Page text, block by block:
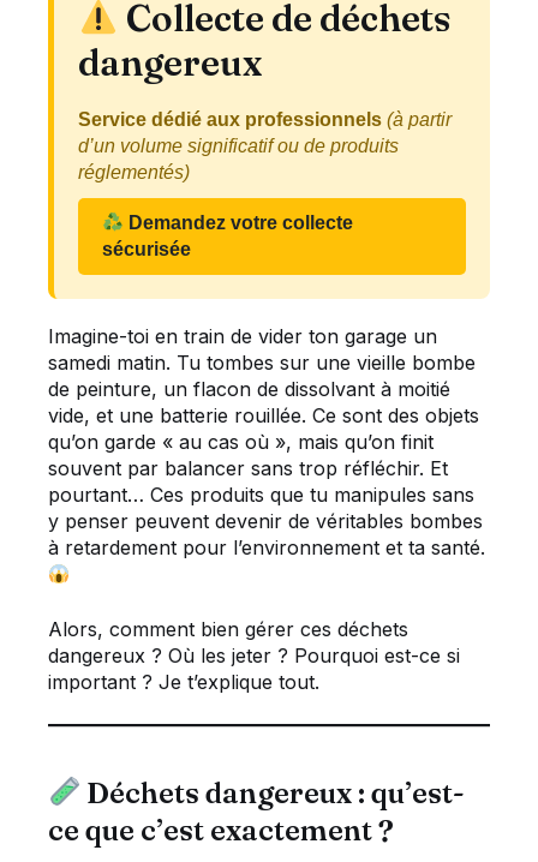
Collecte de déchets
dangereux
Service dédié aux professionnels (à partir
d’un volume significatif ou de produits
réglementés)
Demandez votre collecte
sécurisée
Imagine-toi en train de vider ton garage un
samedi matin. Tu tombes sur une vieille bombe
de peinture, un flacon de dissolvant à moitié
vide, et une batterie rouillée. Ce sont des objets
qu’on garde « au cas où », mais qu’on finit
souvent par balancer sans trop réfléchir. Et
pourtant… Ces produits que tu manipules sans
y penser peuvent devenir de véritables bombes
à retardement pour l’environnement et ta santé.
Alors, comment bien gérer ces déchets
dangereux ? Où les jeter ? Pourquoi est-ce si
important ? Je t’explique tout.
Déchets dangereux : qu’est-
ce que c’est exactement ?